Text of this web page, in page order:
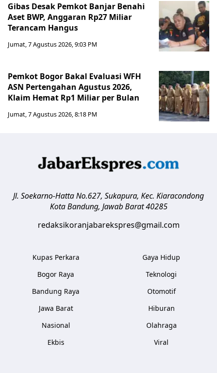
Gibas Desak Pemkot Banjar Benahi
Aset BWP, Anggaran Rp27 Miliar
Terancam Hangus
Jumat, 7 Agustus 2026, 9:03 PM
Pemkot Bogor Bakal Evaluasi WFH
ASN Pertengahan Agustus 2026,
Klaim Hemat Rp1 Miliar per Bulan
Jumat, 7 Agustus 2026, 8:18 PM
Jl. Soekarno-Hatta No.627, Sukapura, Kec. Kiaracondong
Kota Bandung, Jawab Barat 40285
redaksikoranjabarekspres@gmail.com
Kupas Perkara
Bogor Raya
Bandung Raya
Jawa Barat
Nasional
Ekbis
Gaya Hidup
Teknologi
Otomotif
Hiburan
Olahraga
Viral